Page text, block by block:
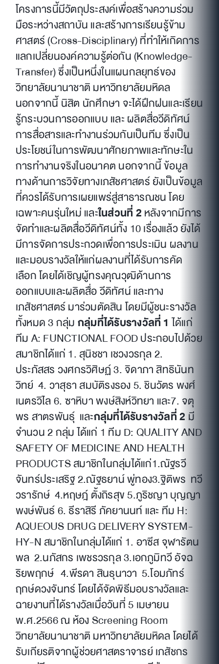
โครงการนี้มีวัตถุประสงค์เพื่อสร้างความร่วม
มือระหว่างสถาบัน และสร้างการเรียนรู้ข้าม
ศาสตร์ (Cross-Disciplinary) ที่ทำให้เกิดการ
แลกเปลี่ยนองค์ความรู้ต่อกัน (Knowledge-
Transfer) ซึ่งเป็นหนึ่งในแผนกลยุทธ์ของ
วิทยาลัยนานาชาติ มหาวิทยาลัยมหิดล
นอกจากนี้ นิสิต นักศึกษา จะได้ฝึกฝนและเรียน
รู้กระบวนการออกแบบ และ ผลิตสื่อวีดิทัศน์
การสื่อสารและทำงานร่วมกันเป็นทีม ซึ่งเป็น
ประโยชน์ในการพัฒนาศักยภาพและทักษะใน
การทำงานจริงในอนาคต นอกจากนี้ ข้อมูล
ทางด้านการวิจัยทางเภสัชศาสตร์ ยังเป็นข้อมูล
ที่ควรได้รับการเผยแพร่สู่สาธารณชน โดย
เฉพาะคนรุ่นใหม่ และในส่วนที่ 2หลังจากมีการ
จัดทำและผลิตสื่อวีดิทัศน์ทั้ง 10 เรื่องแล้ว ยังได้
มีการจัดการประกวดเพื่อการประเมิน ผลงาน
และมอบรางวัลให้แก่ผลงานที่ได้รับการคัด
เลือก โดยได้เชิญผู้ทรงคุณวุฒิด้านการ
ออกแบบและผลิตสื่อ วีดิทัศน์ และทาง
เภสัชศาสตร์ มาร่วมตัดสิน โดยมีผู้ชนะรางวัล
ทั้งหมด 3 กลุ่มกลุ่มที่ได้รับรางวัลที่ 1 ได้แก่
ทีม A: FUNCTIONAL FOOD ประกอบไปด้วย
สมาชิกได้แก่ 1. สุนิชชา เชวงวรกุล 2.
ประภัสสร วงศกรวิศิษฏ์ 3. จิดาภา สิทธินันท
วิทย์ 4. วาสุธา สมบัติรงรอง 5. ชินวัตร พงศ์
เนตรวิไล 6. ซาหิบา พงษ์สิงห์วิทยา และ7. จตุ
พร สาตรพันธุ์ และกลุ่มที่ได้รับรางวัลที่ 2 มี
จำนวน 2 กลุ่ม ได้แก่ 1 ทีม D: QUALITY AND
SAFETY OF MEDICINE AND HEALTH
PRODUCTS สมาชิกในกลุ่มได้แก่1.ณัฐรวี
จันทร์ประเสริฐ 2.ณัฐธยาน์ พู่ทอง3.ฐิติพร ทวี
วรารักษ์ 4.หฤษฎ์ ตั้งถิรสุข 5.ภูริชญา บุญญา
พงษ์พันธ์ 6. ธีราสิรี ภัคยานนท์ และ ทีม H:
AQUEOUS DRUG DELIVERY SYSTEM-
HY-N สมาชิกในกลุ่มได้แก่ 1. อาซีส จุฬารัตน
พล 2.นภัสกร เพชรวรกุล 3.เอกภูมิทวี อัจฉ
ริยพฤกษ์ 4.พีรดา สินธุนาวา 5.โอมภัทร์
ฤกษ์ดวงจันทร์ โดยได้จัดพิธีมอบรางวัลและ
ฉายงานที่ได้รางวัลเมื่อวันที่ 5 เมษายน
พ.ศ.2566 ณ ห้อง Screening Room
วิทยาลัยนานาชาติ มหาวิทยาลัยมหิดล โดยได้
รับเกียรติจากผู้ช่วยศาสตราจารย์ เภสัชกร